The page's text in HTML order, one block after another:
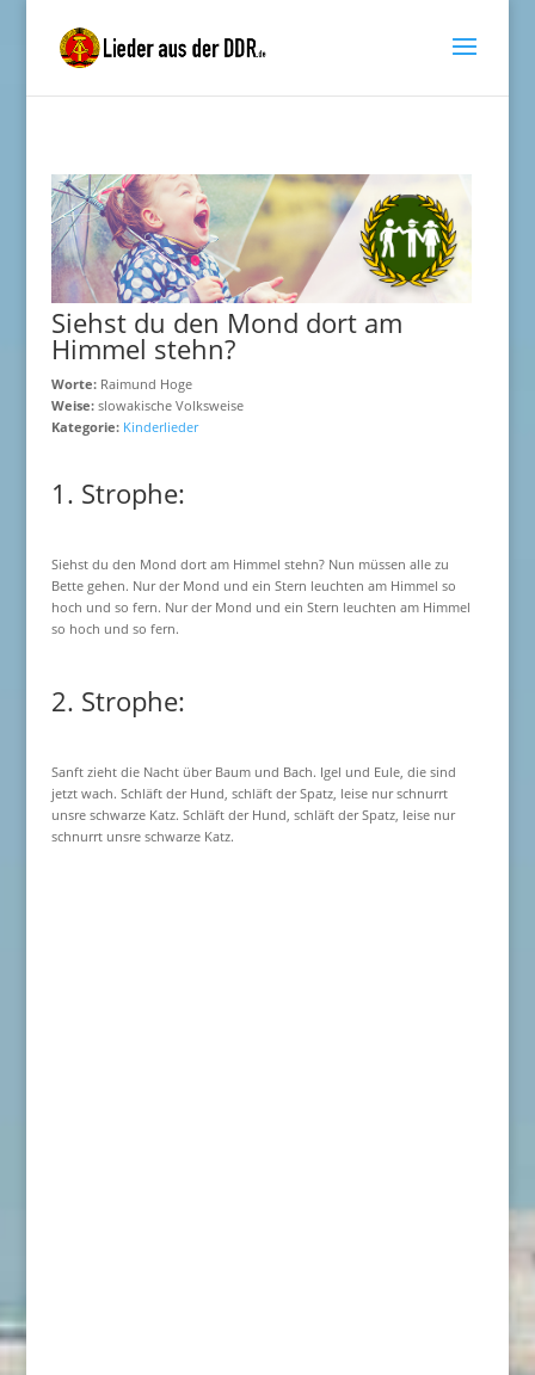
Siehst du den Mond dort am
Himmel stehn?
Worte:Raimund Hoge
Weise:slowakische Volksweise
Kategorie: Kinderlieder
1. Strophe:
Siehst du den Mond dort am Himmel stehn? Nun müssen alle zu
Bette gehen. Nur der Mond und ein Stern leuchten am Himmel so
hoch und so fern. Nur der Mond und ein Stern leuchten am Himmel
so hoch und so fern.
2. Strophe:
Sanft zieht die Nacht über Baum und Bach. Igel und Eule, die sind
jetzt wach. Schläft der Hund, schläft der Spatz, leise nur schnurrt
unsre schwarze Katz. Schläft der Hund, schläft der Spatz, leise nur
schnurrt unsre schwarze Katz.